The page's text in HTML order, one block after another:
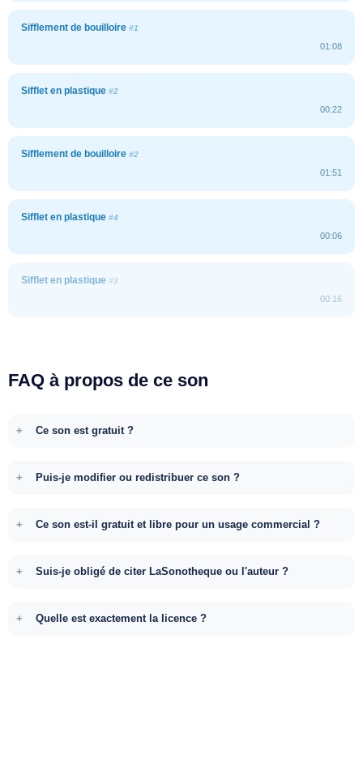
Sifflement de bouilloire #1
01:08
Sifflet en plastique #2
00:22
Sifflement de bouilloire #2
01:51
Sifflet en plastique #4
00:06
Sifflet en plastique #3
00:16
FAQ à propos de ce son
Ce son est gratuit ?
Puis-je modifier ou redistribuer ce son ?
Ce son est-il gratuit et libre pour un usage commercial ?
Suis-je obligé de citer LaSonotheque ou l'auteur ?
Quelle est exactement la licence ?